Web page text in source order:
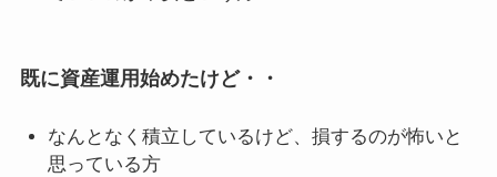
既に資産運用始めたけど・・
なんとなく積立しているけど、損するのが怖いと
思っている方